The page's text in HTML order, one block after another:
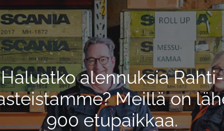
Haluatko alennuksia Rahti-
Meillä on
900 etupaikkaa.